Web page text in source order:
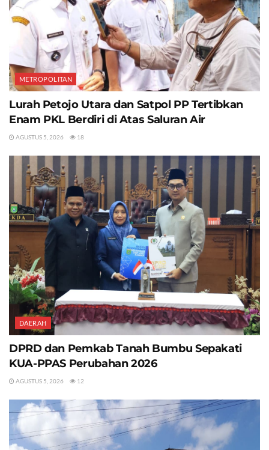
METROPOLITAN
Lurah Petojo Utara dan Satpol PP Tertibkan
Enam PKL Berdiri di Atas Saluran Air
AGUSTUS 5, 2026 18
DAERAH
DPRD dan Pemkab Tanah Bumbu Sepakati
KUA-PPAS Perubahan 2026
AGUSTUS 5, 2026 12